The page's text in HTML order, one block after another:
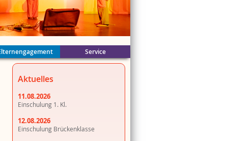
Service
Aktuelles
11.08.2026
Einschulung 1. Kl.
12.08.2026
Einschulung Brückenklasse